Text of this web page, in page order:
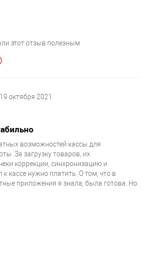
и округлятор. Только с округлятором
что он не работал. Там один день
А в целом всё нормально в кассе
этот отзыв полезным
19 октября 2021
возможностей кассы для
За загрузку товаров, их
коррекции, синхронизацию и
к кассе нужно платить. О том, что в
приложения я знала, была готова. Но
тормозить работу кассы. В остальном
разберется даже школьник. Меню
на экране высвечивается все
с поиском функций не происходило.
нестабильное интернет